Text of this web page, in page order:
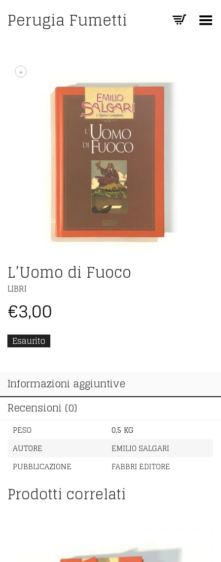
Perugia Fumetti Toggle Menu
+
L’Uomo di Fuoco
LIBRI
€3,00
Esaurito
Informazioni aggiuntive
Recensioni (0)
PESO
0,5 KG
AUTORE
EMILIO SALGARI
PUBBLICAZIONE
FABBRI EDITORE
Prodotti correlati